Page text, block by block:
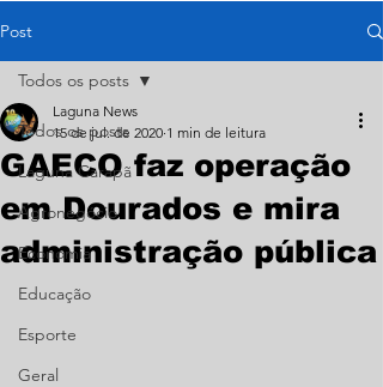
Post
Todos os posts
Laguna Carapã
Agronegócio
Economia
Educação
Esporte
Geral
Todos os posts
GAECO faz operação
em Dourados e mira
administração pública
Laguna News
15 de jul. de 2020 1 min de leitura